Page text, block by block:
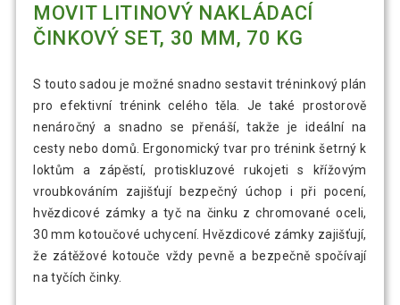
MOVIT LITINOVÝ NAKLÁDACÍ
ČINKOVÝ SET, 30 MM, 70 KG
S touto sadou je možné snadno sestavit tréninkový plán
pro efektivní trénink celého těla. Je také prostorově
nenáročný a snadno se přenáší, takže je ideální na
cesty nebo domů. Ergonomický tvar pro trénink šetrný k
loktům a zápěstí, protiskluzové rukojeti s křížovým
vroubkováním zajišťují bezpečný úchop i při pocení,
hvězdicové zámky a tyč na činku z chromované oceli,
30 mm kotoučové uchycení. Hvězdicové zámky zajišťují,
že zátěžové kotouče vždy pevně a bezpečně spočívají
na tyčích činky.